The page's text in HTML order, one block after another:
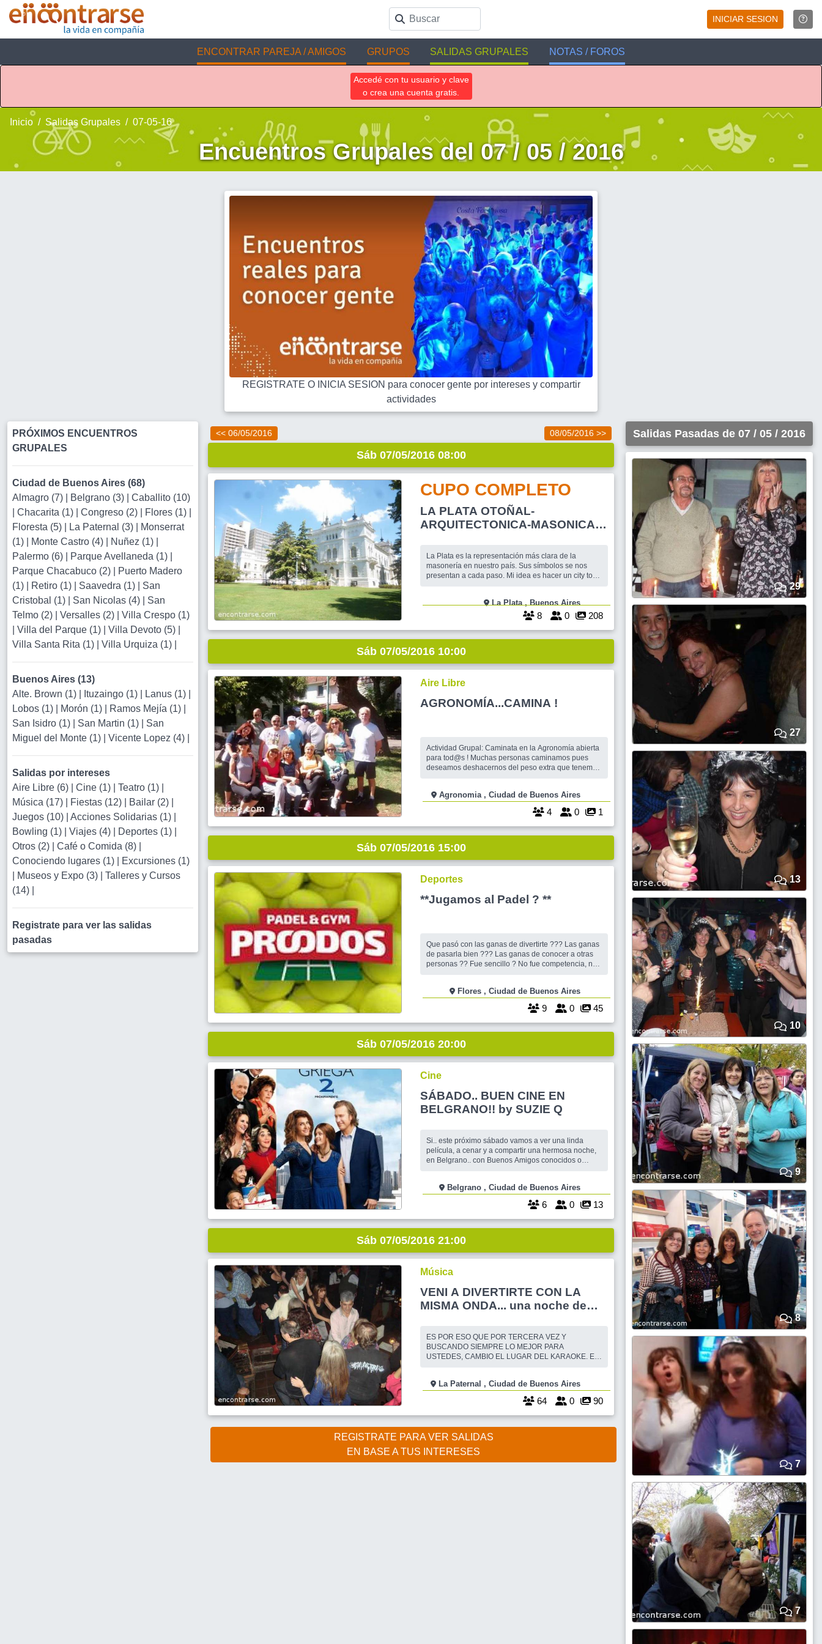
INICIAR SESION
ENCONTRAR PAREJA / AMIGOS GRUPOS SALIDAS GRUPALES NOTAS / FOROS
Accedé con tu usuario y clave
o crea una cuenta gratis.
Inicio Salidas Grupales 07-05-16
Encuentros Grupales del 07 / 05 / 2016
REGISTRATE O INICIA SESION para conocer gente por intereses y compartir
actividades
PRÓXIMOS ENCUENTROS
GRUPALES
Ciudad de Buenos Aires (68)
Almagro (7)
Belgrano (3)
Caballito (10)
Chacarita (1) Congreso (2) Flores (1)
Floresta (5)
La Paternal (3)
Monserrat
(1)
Monte Castro (4) Nuñez (1)
Palermo (6)
Parque Avellaneda (1)
Parque Chacabuco (2)
Puerto Madero
(1)
Retiro (1) Saavedra (1)
San
Cristobal (1)
San Nicolas (4)
San
Telmo (2)
Versalles (2)
Villa Crespo (1)
Villa del Parque (1) Villa Devoto (5)
Villa Santa Rita (1)
Villa Urquiza (1)
Buenos Aires (13)
Alte. Brown (1)
Ituzaingo (1) Lanus (1)
Lobos (1)
Morón (1) Ramos Mejía (1)
San Isidro (1)
San Martin (1)
San
Miguel del Monte (1)
Vicente Lopez (4)
Salidas por intereses
Aire Libre (6)
Cine (1) Teatro (1)
Música (17)
Fiestas (12) Bailar (2)
Juegos (10)
Acciones Solidarias (1)
Bowling (1)
Viajes (4) Deportes (1)
Otros (2)
Café o Comida (8)
Conociendo lugares (1)
Excursiones (1)
Museos y Expo (3)
Talleres y Cursos
(14)
Registrate para ver las salidas
pasadas
<< 06/05/2016 08/05/2016 >>
Sáb 07/05/2016 08:00
CUPO COMPLETO
LA PLATA OTOÑAL-
ARQUITECTONICA-MASONICA-
LA JONES
La Plata es la representación más clara de la
masonería en nuestro país. Sus símbolos se nos
presentan a cada paso. Mi idea es hacer un city tour
nos acompaña visitar varios puntos, subiendo a la
torre de la Catedral visitando el museo de la
La Plata , Buenos Aires
8 0 208
Sáb 07/05/2016 10:00
Aire Libre
AGRONOMÍA...CAMINA !
Actividad Grupal: Caminata en la Agronomía abierta
para tod@s ! Muchas personas caminamos pues
deseamos deshacernos del peso extra que tenemos
hacen para verse y sentirse bien. Lo cierto es que
caminar es una gran opción como ejercicio, y muc
Agronomia , Ciudad de Buenos Aires
4 0 1
Sáb 07/05/2016 15:00
Deportes
**Jugamos al Padel ? **
Que pasó con las ganas de divertirte ??? Las ganas
de pasarla bien ??? Las ganas de conocer a otras
personas ?? Fue sencillo ? No fue competencia, no
aprender a jugar, y otros que querían participar y ser
parte del grupo acompañándon
Flores , Ciudad de Buenos Aires
9 0 45
Sáb 07/05/2016 20:00
Cine
SÁBADO.. BUEN CINE EN
BELGRANO!! by SUZIE Q
Si.. este próximo sábado vamos a ver una linda
película, a cenar y a compartir una hermosa noche,
en Belgrano.. con Buenos Amigos conocidos o
HORARIO Y LUGAR DE ENCUENTRO, SERÁN
CONFIRMADOS EN > COMENTARIOS DEL
Belgrano , Ciudad de Buenos Aires
6 0 13
Sáb 07/05/2016 21:00
Música
VENI A DIVERTIRTE CON LA
MISMA ONDA... una noche de
olorcito a asado
ES POR ESO QUE POR TERCERA VEZ Y
BUSCANDO SIEMPRE LO MEJOR PARA
USTEDES, CAMBIO EL LUGAR DEL KARAOKE. EN
1717 PATERNAL. NOS ENCONTRAMOS A PARTIR
DE LAS 21 HS, AHI CENAREMOS, CANTAREMOS
Y BAILAREMOS COMO SIEMPRE CON LA MEJOR
ONDA . LA ENTRADA CON DERECHO A SHOW
CUESTA :
La Paternal , Ciudad de Buenos Aires
64 0 90
REGISTRATE PARA VER SALIDAS
EN BASE A TUS INTERESES
Salidas Pasadas de 07 / 05 / 2016
29
27
13
10
9
8
7
7